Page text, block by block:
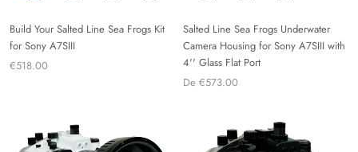
Build Your Salted Line Sea Frogs Kit
for Sony A7SIII
€518.00
Salted Line Sea Frogs Underwater
Camera Housing for Sony A7SIII with
4'' Glass Flat Port
De €573.00